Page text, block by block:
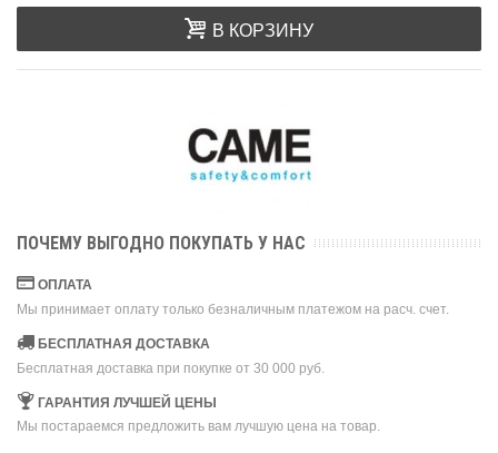
В КОРЗИНУ
ПОЧЕМУ ВЫГОДНО ПОКУПАТЬ У НАС
ОПЛАТА
Мы принимает оплату только безналичным платежом на расч. счет.
БЕСПЛАТНАЯ ДОСТАВКА
Бесплатная доставка при покупке от 30 000 руб.
ГАРАНТИЯ ЛУЧШЕЙ ЦЕНЫ
Мы постараемся предложить вам лучшую цена на товар.